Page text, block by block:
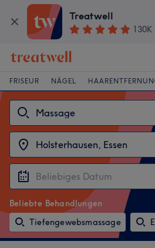
Treatwell
130K
FRISEUR NÄGEL
Beliebte Behandlungen
Tiefengewebsmassage